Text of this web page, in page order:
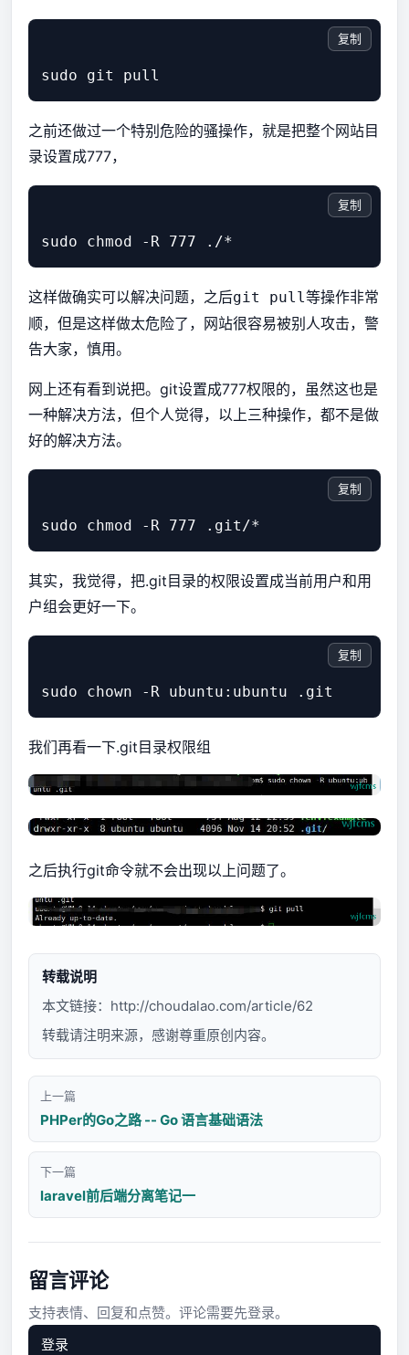
复制
之前还做过一个特别危险的骚操作，就是把整个网站目
录设置成777，
复制
这样做确实可以解决问题，之后git pull 等操作非常
顺，但是这样做太危险了，网站很容易被别人攻击，警
告大家，慎用。
网上还有看到说把。git设置成777权限的，虽然这也是
一种解决方法，但个人觉得，以上三种操作，都不是做
好的解决方法。
复制
其实，我觉得，把.git目录的权限设置成当前用户和用
户组会更好一下。
复制
我们再看一下.git目录权限组
之后执行git命令就不会出现以上问题了。
转载说明
本文链接： http://choudalao.com/article/62
转载请注明来源，感谢尊重原创内容。
上一篇
PHPer的Go之路 -- Go 语言基础语法
下一篇
laravel前后端分离笔记一
留言评论
支持表情、回复和点赞。评论需要先登录。
登录